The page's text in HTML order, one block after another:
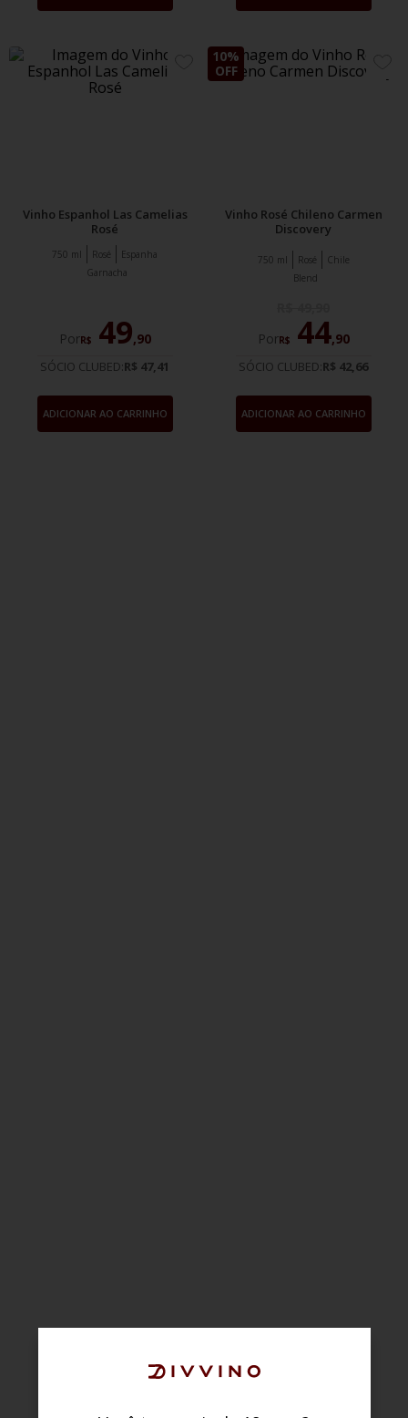
ADICIONE
Vinho Espanhol Las Camelias
Rosé
Rosé Espanha
750 ml
Garnacha
PorR$ 49,90
SÓCIO CLUBED:R$ 47,41
ADICIONAR AO CARRINHO
10%
OFF
AOS
Vinho Rosé Chileno Carmen
Discovery
Rosé Chile
750 ml
Blend
PorR$ 44,90
SÓCIO CLUBED:R$ 42,66
ADICIONAR AO CARRINHO